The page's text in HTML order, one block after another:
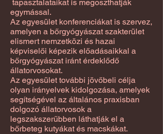
tapasztalataikat is megoszthatják
egymással.
Az egyesület konferenciákat is szervez,
amelyen a bőrgyógyászat szakterület
elismert nemzetközi és hazai
képviselői képezik előadásaikkal a
bőrgyógyászat iránt érdeklődő
állatorvosokat.
Az egyesület további jövőbeli célja
olyan irányelvek kidolgozása, amelyek
segítségével az általános praxisban
dolgozó állatorvosok a
legszakszerűbben láthatják el a
bőrbeteg kutyákat és macskákat.